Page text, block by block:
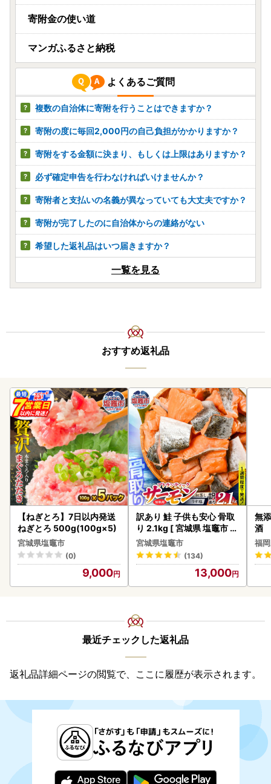
寄附金の使い道
マンガふるさと納税
よくあるご質問
複数の自治体に寄附を行うことはできますか？
寄附の度に毎回2,000円の自己負担がかかりますか？
寄附をする金額に決まり、もしくは上限はありますか？
必ず確定申告を行わなければいけませんか？
寄附者と支払いの名義が異なっていても大丈夫ですか？
寄附が完了したのに自治体からの連絡がない
希望した返礼品はいつ届きますか？
一覧を見る
おすすめ返礼品
【ねぎとろ】7日以内発送
ねぎとろ 500g(100g×5)
宮城県塩竈市
(0)
9,000
訳あり 鮭 子供も安心 骨取
り 2.1kg [ 宮城県 塩竈市 ]
鮭
宮城県塩竈市
(134)
13,000
無
酒
福
最近チェックした返礼品
返礼品詳細ページの閲覧で、ここに履歴が表示されます。